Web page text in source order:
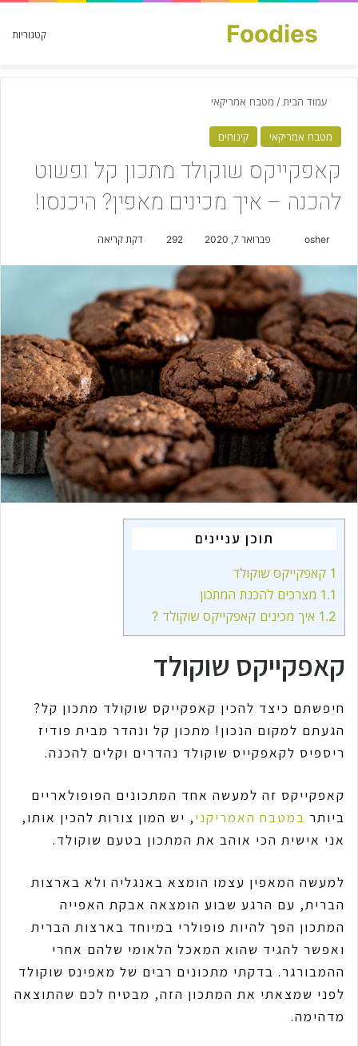
קטגוריות Foodies
חפש עבור
עמוד הבית / מטבח אמריקאי
מטבח אמריקאי קינוחים
קאפקייקס שוקולד מתכון קל ופשוט
להכנה – איך מכינים מאפין? היכנסו!
osher
n
d
n
e
m
a
i
l
פברואר 7, 2020 292 דקת קריאה
תוכן עניינים
1 קאפקייקס שוקולד
1.1 מצרכים להכנת המתכון
1.2 איך מכינים קאפקייקס שוקולד ?
קאפקייקס שוקולד
חיפשתם כיצד להכין קאפקייקס שוקולד מתכון קל?
הגעתם למקום הנכון! מתכון קל ונהדר מבית פודיז
ריספיס לקאפקייס שוקולד נהדרים וקלים להכנה.
קאפקייקס זה למעשה אחד המתכונים הפופולאריים
ביותר במטבח האמריקני, יש המון צורות להכין אותו,
אני אישית הכי אוהב את המתכון בטעם שוקולד.
למעשה המאפין עצמו הומצא באנגליה ולא בארצות
הברית, עם הרגע שבוע הומצאה אבקת האפייה
המתכון הפך להיות פופולרי במיוחד בארצות הברית
ואפשר להגיד שהוא המאכל הלאומי שלהם אחרי
ההמבורגר. בדקתי מתכונים רבים של מאפינס שוקולד
לפני שמצאתי את המתכון הזה, מבטיח לכם שהתוצאה
מדהימה.